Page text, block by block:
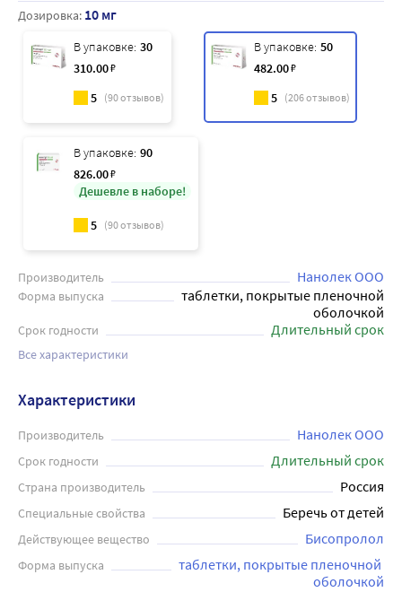
Дозировка: 10 мг
В упаковке: 30
310.00₽
5 (90отзывов)
В упаковке: 50
482.00₽
5 (206отзывов)
В упаковке: 90
826.00₽
Дешевле в наборе!
5 (90отзывов)
Производитель Нанолек ООО
Форма выпуска
таблетки, покрытые пленочной
оболочкой
Срок годности Длительный срок
Все характеристики
Характеристики
Производитель Нанолек ООО
Срок годности Длительный срок
Страна производитель Россия
Специальные свойства Беречь от детей
Действующее вещество Бисопролол
Форма выпуска
таблетки, покрытые пленочной
оболочкой